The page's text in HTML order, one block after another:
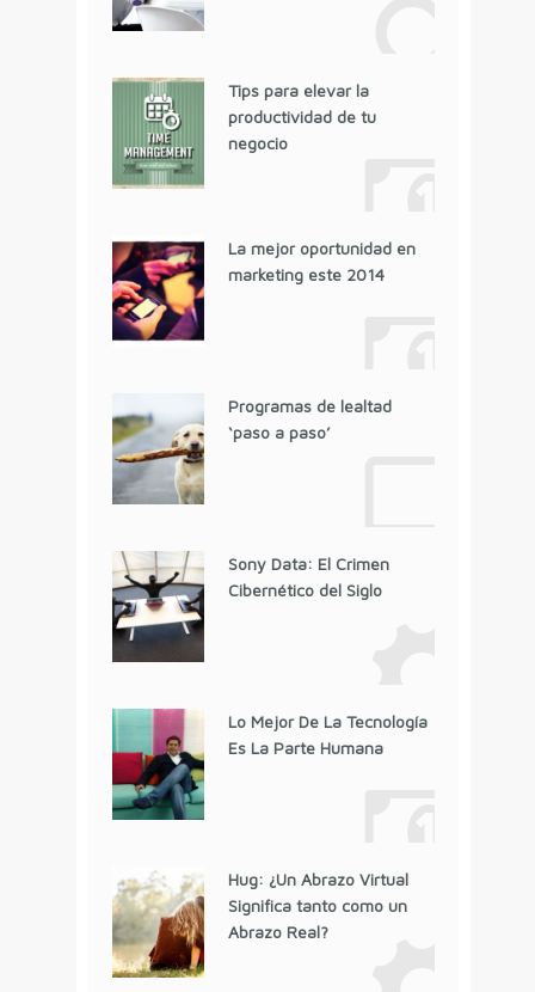
Tips para elevar la
productividad de tu
negocio
La mejor oportunidad en
marketing este 2014
Programas de lealtad
‘paso a paso’
Sony Data: El Crimen
Cibernético del Siglo
Lo Mejor De La Tecnología
Es La Parte Humana
Hug: ¿Un Abrazo Virtual
Significa tanto como un
Abrazo Real?